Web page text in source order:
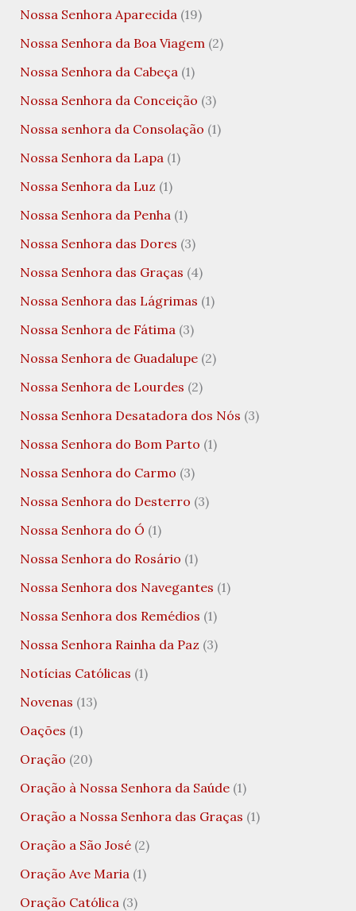
Nossa Senhora Aparecida (19)
Nossa Senhora da Boa Viagem (2)
Nossa Senhora da Cabeça (1)
Nossa Senhora da Conceição (3)
Nossa senhora da Consolação (1)
Nossa Senhora da Lapa (1)
Nossa Senhora da Luz (1)
Nossa Senhora da Penha (1)
Nossa Senhora das Dores (3)
Nossa Senhora das Graças (4)
Nossa Senhora das Lágrimas (1)
Nossa Senhora de Fátima (3)
Nossa Senhora de Guadalupe(2)
Nossa Senhora de Lourdes (2)
Nossa Senhora Desatadora dos Nós (3)
Nossa Senhora do Bom Parto (1)
Nossa Senhora do Carmo (3)
Nossa Senhora do Desterro (3)
Nossa Senhora do Ó (1)
Nossa Senhora do Rosário (1)
Nossa Senhora dos Navegantes (1)
Nossa Senhora dos Remédios (1)
Nossa Senhora Rainha da Paz (3)
Notícias Católicas (1)
Novenas (13)
Oações (1)
Oração (20)
Oração à Nossa Senhora da Saúde(1)
Oração a Nossa Senhora das Graças (1)
Oração a São José(2)
Oração Ave Maria (1)
Oração Católica (3)